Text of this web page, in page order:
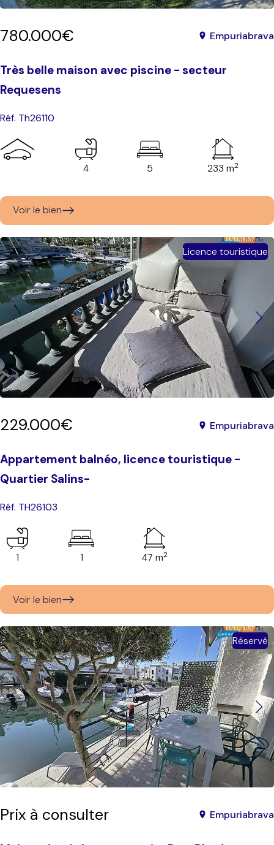
780.000€ Empuriabrava
Très belle maison avec piscine - secteur
Requesens
Réf. Th26110
4 5 233 m2
Voir le bien
Licence touristique
229.000€ Empuriabrava
Appartement balnéo, licence touristique -
Quartier Salins-
Réf. TH26103
1 1 47 m2
Voir le bien
Réservé
Prix à consulter Empuriabrava